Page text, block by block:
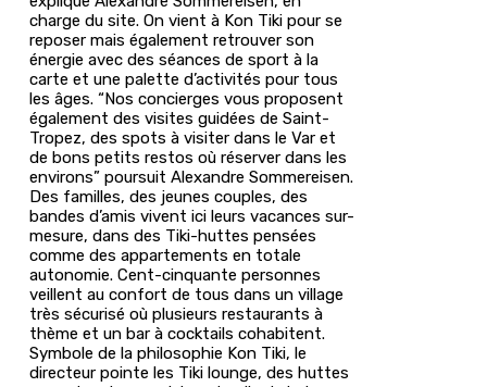
charge du site. On vient à Kon Tiki pour se
reposer mais également retrouver son
énergie avec des séances de sport à la
carte et une palette d’activités pour tous
les âges. “Nos concierges vous proposent
également des visites guidées de Saint-
Tropez, des spots à visiter dans le Var et
de bons petits restos où réserver dans les
environs” poursuit Alexandre Sommereisen.
Des familles, des jeunes couples, des
bandes d’amis vivent ici leurs vacances sur-
mesure, dans des Tiki-huttes pensées
comme des appartements en totale
autonomie. Cent-cinquante personnes
veillent au confort de tous dans un village
très sécurisé où plusieurs restaurants à
thème et un bar à cocktails cohabitent.
Symbole de la philosophie Kon Tiki, le
directeur pointe les Tiki lounge, des huttes